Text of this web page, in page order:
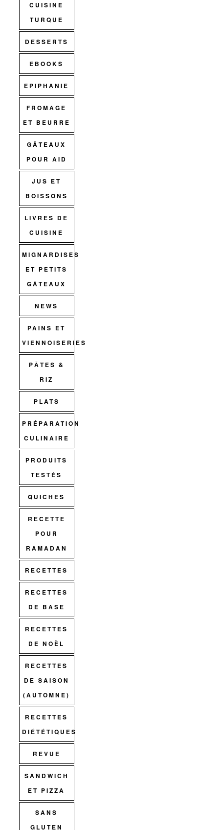
CUISINE
TURQUE
DESSERTS
EBOOKS
EPIPHANIE
FROMAGE
ET BEURRE
GÂTEAUX
POUR AID
JUS ET
BOISSONS
LIVRES DE
CUISINE
MIGNARDISES
ET PETITS
GÂTEAUX
NEWS
PAINS ET
VIENNOISERIES
PÂTES &
RIZ
PLATS
PRÉPARATION
CULINAIRE
PRODUITS
TESTÉS
QUICHES
RECETTE
POUR
RAMADAN
RECETTES
RECETTES
DE BASE
RECETTES
DE NOËL
RECETTES
DE SAISON
(AUTOMNE)
RECETTES
DIÉTÉTIQUES
REVUE
SANDWICH
ET PIZZA
SANS
GLUTEN